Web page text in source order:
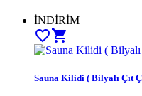
İNDİRİM
favorite_bordershopping_cart
Sauna Kilidi ( Bilyalı Çıt